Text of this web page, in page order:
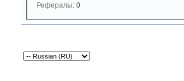
Рефералы: 0